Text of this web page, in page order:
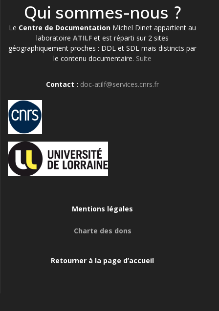
Qui sommes-nous ?
Le Centre de Documentation Michel Dinet appartient au
laboratoire ATILF et est réparti sur 2 sites
géographiquement proches : DDL et SDL mais distincts par
le contenu documentaire. Suite
Contact : doc-atilf@services.cnrs.fr
Mentions légales
Charte des dons
Retourner à la page d’accueil